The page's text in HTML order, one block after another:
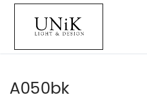
A050bk